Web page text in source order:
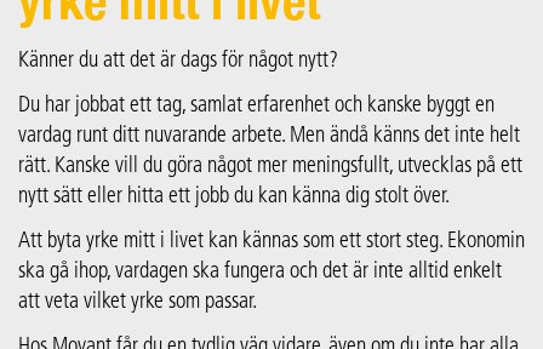
Känner du att det är dags för något nytt?
Du har jobbat ett tag, samlat erfarenhet och kanske byggt en
vardag runt ditt nuvarande arbete. Men ändå känns det inte helt
rätt. Kanske vill du göra något mer meningsfullt, utvecklas på ett
nytt sätt eller hitta ett jobb du kan känna dig stolt över.
Att byta yrke mitt i livet kan kännas som ett stort steg. Ekonomin
ska gå ihop, vardagen ska fungera och det är inte alltid enkelt
att veta vilket yrke som passar.